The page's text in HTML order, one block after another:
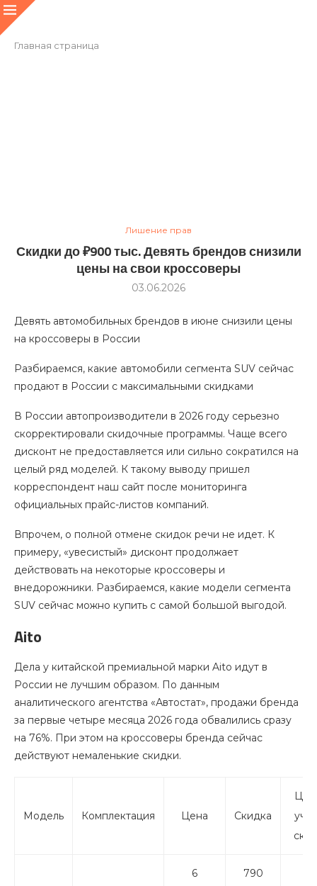
Главная страница
Лишение прав
Скидки до ₽900 тыс. Девять брендов снизили
цены на свои кроссоверы
03.06.2026
Девять автомобильных брендов в июне снизили цены
на кроссоверы в России
Разбираемся, какие автомобили сегмента SUV сейчас
продают в России с максимальными скидками
В России автопроизводители в 2026 году серьезно
скорректировали скидочные программы. Чаще всего
дисконт не предоставляется или сильно сократился на
целый ряд моделей. К такому выводу пришел
корреспондент наш сайт после мониторинга
официальных прайс-листов компаний.
Впрочем, о полной отмене скидок речи не идет. К
примеру, «увесистый» дисконт продолжает
действовать на некоторые кроссоверы и
внедорожники. Разбираемся, какие модели сегмента
SUV сейчас можно купить с самой большой выгодой.
Aito
Дела у китайской премиальной марки Aito идут в
России не лучшим образом. По данным
аналитического агентства «Автостат», продажи бренда
за первые четыре месяца 2026 года обвалились сразу
на 76%. При этом на кроссоверы бренда сейчас
действуют немаленькие скидки.
Модель Комплектация Цена Скидка
6
790